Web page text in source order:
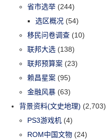
省市选举 (244)
选区概况 (54)
移民问卷调查 (10)
联邦大选 (138)
联邦预算案 (23)
赖昌星案 (95)
金融风暴 (63)
背景资料(文史地理) (2,703)
PS3游戏机 (4)
ROM中国文物 (24)